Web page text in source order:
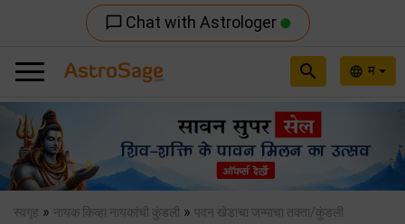
chat_bubble_outline Chat with Astrologer
language म
search
Previous
स्वगृह » नायक किव्हा नायकांची कुंडली » पवन खेडाचा जन्माचा तक्ता/कुंडली